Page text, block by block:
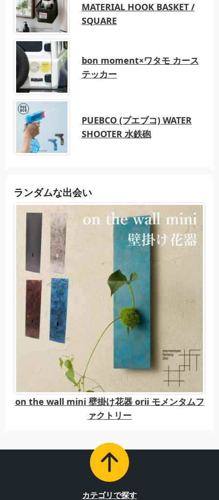
MATERIAL HOOK BASKET /
SQUARE
bon moment×ワタモ カース
テッカー
PUEBCO (プエブコ) WATER
SHOOTER 水鉄砲
ランダムな出会い
on the wall mini 壁掛け花器 orii モメンタムフ
ァクトリー
カテゴリで探す